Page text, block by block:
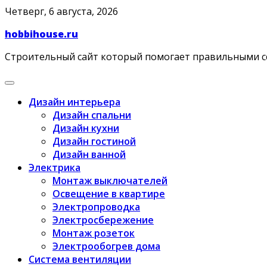
Skip
content
Четверг, 6 августа, 2026
hobbihouse.ru
Строительный сайт который помогает правильными
Дизайн интерьера
Дизайн спальни
Дизайн кухни
Дизайн гостиной
Дизайн ванной
Электрика
Монтаж выключателей
Освещение в квартире
Электропроводка
Электросбережение
Монтаж розеток
Электрообогрев дома
Система вентиляции